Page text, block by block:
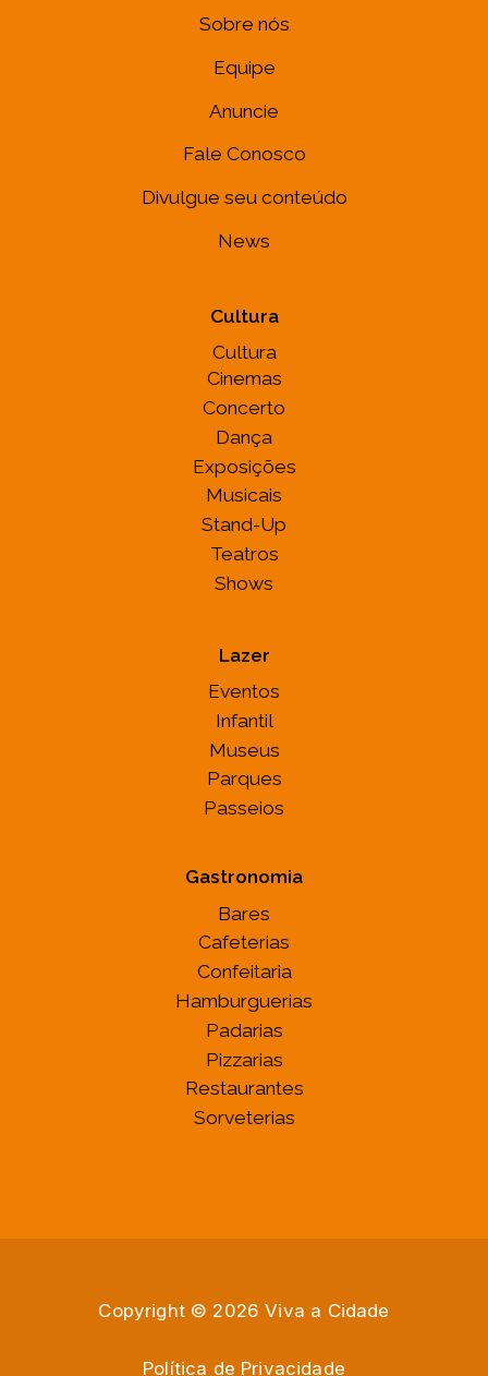
Sobre nós
Equipe
Anuncie
Fale Conosco
Divulgue seu conteúdo
News
Cultura
Cultura
Cinemas
Concerto
Dança
Exposições
Musicais
Stand-Up
Teatros
Shows
Lazer
Eventos
Infantil
Museus
Parques
Passeios
Gastronomia
Bares
Cafeterias
Confeitaria
Hamburguerias
Padarias
Pizzarias
Restaurantes
Sorveterias
Copyright © 2026 Viva a Cidade
Política de Privacidade